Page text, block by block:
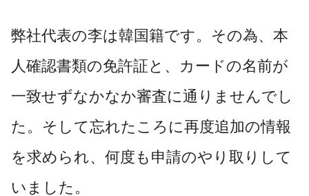
弊社代表の李は韓国籍です。その為、本
人確認書類の免許証と、カードの名前が
一致せずなかなか審査に通りませんでし
た。そして忘れたころに再度追加の情報
を求められ、何度も申請のやり取りして
いました。